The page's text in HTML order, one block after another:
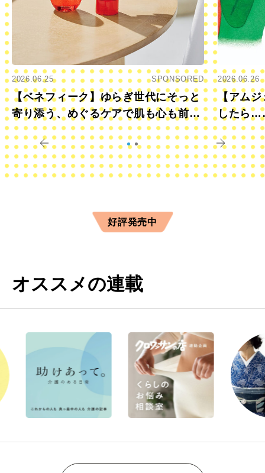
2026.06.25 SPONSORED
【ベネフィーク】ゆらぎ世代にそっと
寄り添う、めぐるケアで肌も心も前向
きに
2026.06.26
【アムジ
したら
すか？
好評発売中
オススメの連載